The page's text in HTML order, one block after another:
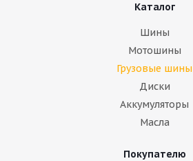
Каталог
Шины
Мотошины
Грузовые шины
Диски
Аккумуляторы
Масла
Покупателю